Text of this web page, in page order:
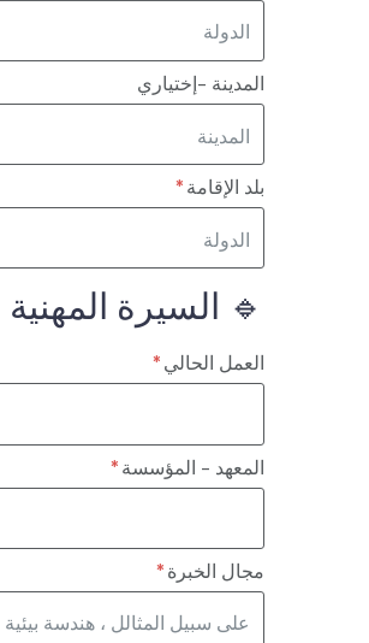
المدينة -إختياري
بلد الإقامة
🔹 السيرة المهنية
العمل الحالي
المعهد - المؤسسة
مجال الخبرة